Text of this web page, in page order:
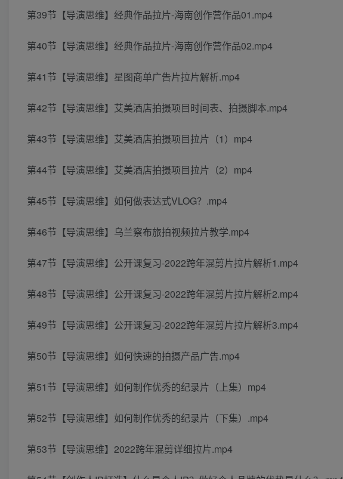
第39节【导演思维】经典作品拉片-海南创作营作品01.mp4
第40节【导演思维】经典作品拉片-海南创作营作品02.mp4
第41节【导演思维】星图商单广告片拉片解析.mp4
第42节【导演思维】艾美酒店拍摄项目时间表、拍摄脚本.mp4
第43节【导演思维】艾美酒店拍摄项目拉片（1）mp4
第44节【导演思维】艾美酒店拍摄项目拉片（2）mp4
第45节【导演思维】如何做表达式VLOG？.mp4
第46节【导演思维】乌兰察布旅拍视频拉片教学.mp4
第47节【导演思维】公开课复习-2022跨年混剪片拉片解析1.mp4
第48节【导演思维】公开课复习-2022跨年混剪片拉片解析2.mp4
第49节【导演思维】公开课复习-2022跨年混剪片拉片解析3.mp4
第50节【导演思维】如何快速的拍摄产品广告.mp4
第51节【导演思维】如何制作优秀的纪录片（上集）mp4
第52节【导演思维】如何制作优秀的纪录片（下集）.mp4
第53节【导演思维】2022跨年混剪详细拉片.mp4